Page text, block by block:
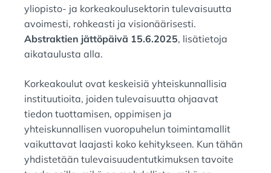
yliopisto- ja korkeakoulusektorin tulevaisuutta
avoimesti, rohkeasti ja visionäärisesti.
Abstraktien jättöpäivä 15.6.2025, lisätietoja
aikataulusta alla.
Korkeakoulut ovat keskeisiä yhteiskunnallisia
instituutioita, joiden tulevaisuutta ohjaavat
tiedon tuottamisen, oppimisen ja
yhteiskunnallisen vuoropuhelun toimintamallit
vaikuttavat laajasti koko kehitykseen. Kun tähän
yhdistetään tulevaisuudentutkimuksen tavoite